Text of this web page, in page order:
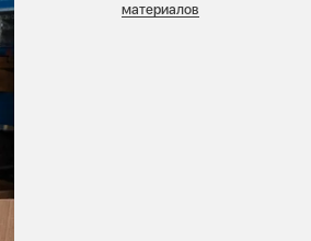
материалов